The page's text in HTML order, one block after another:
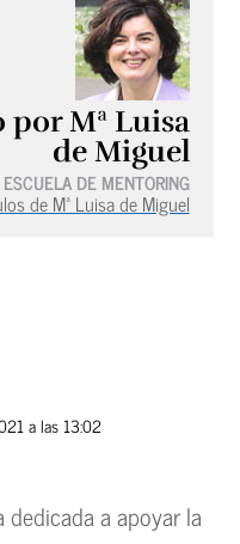
Mª Luisa
de Miguel
DE MENTORING
de Mª Luisa de Miguel
a las 13:02
a apoyar la